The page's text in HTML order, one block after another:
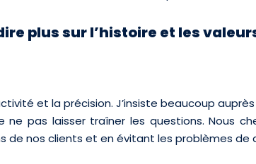
plus sur l’histoire et les
et la précision. J’insiste beaucoup
ne pas laisser traîner les questions. Nous
de nos clients et en évitant les problèmes de